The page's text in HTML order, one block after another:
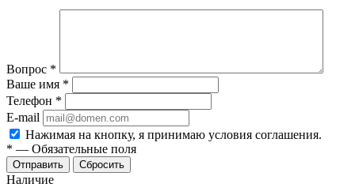
Вопрос *
Ваше имя *
Телефон *
E-mail
Нажимая на кнопку, я принимаю условия соглашения.
* — Обязательные поля
Отправить Сбросить
Наличие